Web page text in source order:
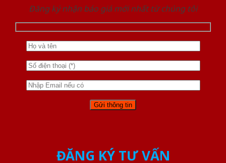
Đăng ký nhận báo giá mới nhất từ chúng tôi
ĐĂNG KÝ TƯ VẤN